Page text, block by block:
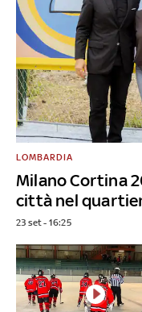
Milano Cortina
città nel
LOMBARDIA
23 set - 16:25